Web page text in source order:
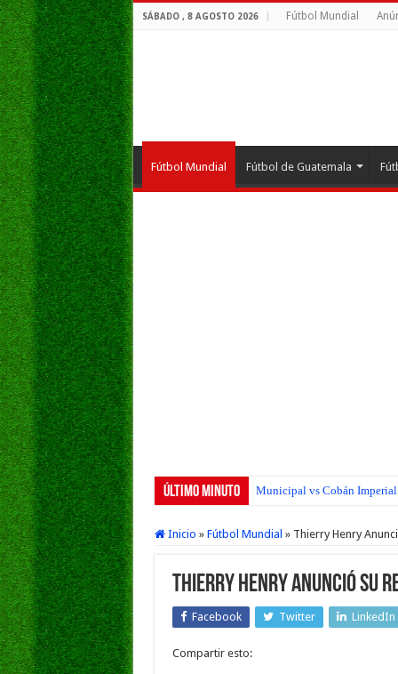
SÁBADO , 8 AGOSTO 2026 Fútbol Mundial
Fútbol Mundial Fútbol de Guatemala
Último Minuto Municipal vs Cobán Imperial
Inicio » Fútbol Mundial » Thierry Henry
Thierry Henry Anunció su
Facebook Twitter LinkedIn
Compartir esto: